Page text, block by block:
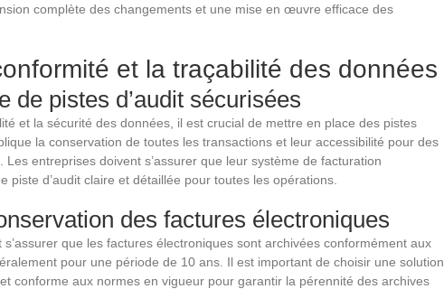
complète des changements et une mise en œuvre efficace des
et la traçabilité des données
de pistes d’audit sécurisées
et la sécurité des données, il est crucial de mettre en place des pistes
la conservation de toutes les transactions et leur accessibilité pour des
Les entreprises doivent s’assurer que leur système de facturation
piste d’audit claire et détaillée pour toutes les opérations.
des factures électroniques
que les factures électroniques sont archivées conformément aux
pour une période de 10 ans. Il est important de choisir une solution
conforme aux normes en vigueur pour garantir la pérennité des archives